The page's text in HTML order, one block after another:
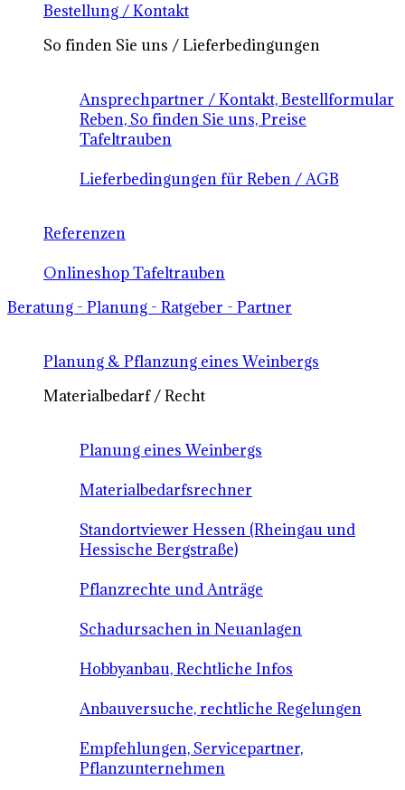
Bestellung / Kontakt
So finden Sie uns / Lieferbedingungen
Ansprechpartner / Kontakt, Bestellformular
Reben, So finden Sie uns, Preise
Tafeltrauben
Lieferbedingungen für Reben / AGB
Referenzen
Onlineshop Tafeltrauben
Beratung - Planung - Ratgeber - Partner
Planung & Pflanzung eines Weinbergs
Materialbedarf / Recht
Planung eines Weinbergs
Materialbedarfsrechner
Standortviewer Hessen (Rheingau und
Hessische Bergstraße)
Pflanzrechte und Anträge
Schadursachen in Neuanlagen
Hobbyanbau, Rechtliche Infos
Anbauversuche, rechtliche Regelungen
Empfehlungen, Servicepartner,
Pflanzunternehmen